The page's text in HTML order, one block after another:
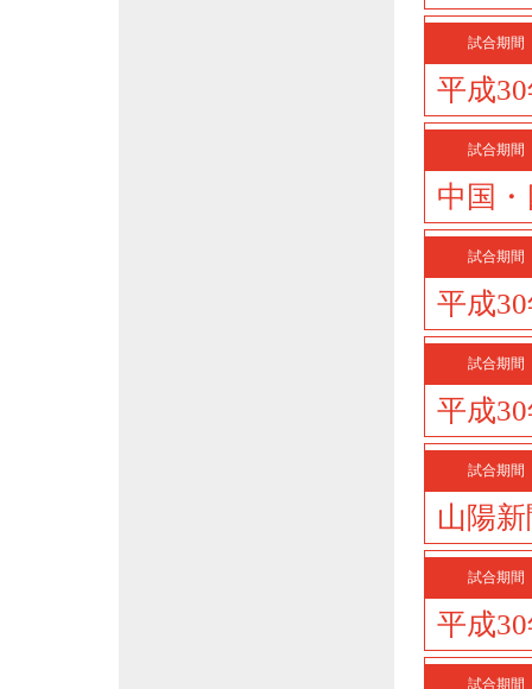
試合期間
平成
試合期間
中国
試合期間
平成
試合期間
平成
試合期間
山陽
試合期間
平成
試合期間